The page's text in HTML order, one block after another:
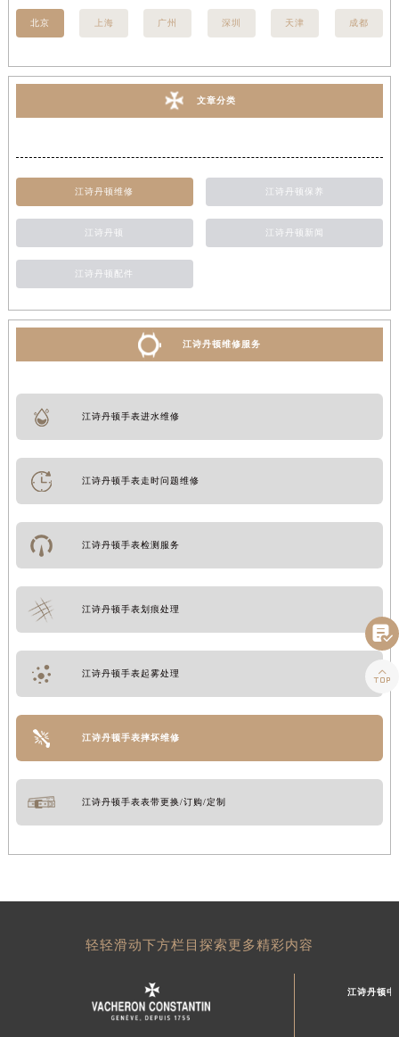
北京 上海 广州 深圳 天津 成都
文章分类
江诗丹顿维修 江诗丹顿保养
江诗丹顿 江诗丹顿新闻
江诗丹顿配件
江诗丹顿维修服务
江诗丹顿手表进水维修
江诗丹顿手表走时问题维修
江诗丹顿手表检测服务
江诗丹顿手表划痕处理
江诗丹顿手表起雾处理
江诗丹顿手表摔坏维修
江诗丹顿手表表带更换/订购/定制
轻轻滑动下方栏目探索更多精彩内容
江诗丹顿中

